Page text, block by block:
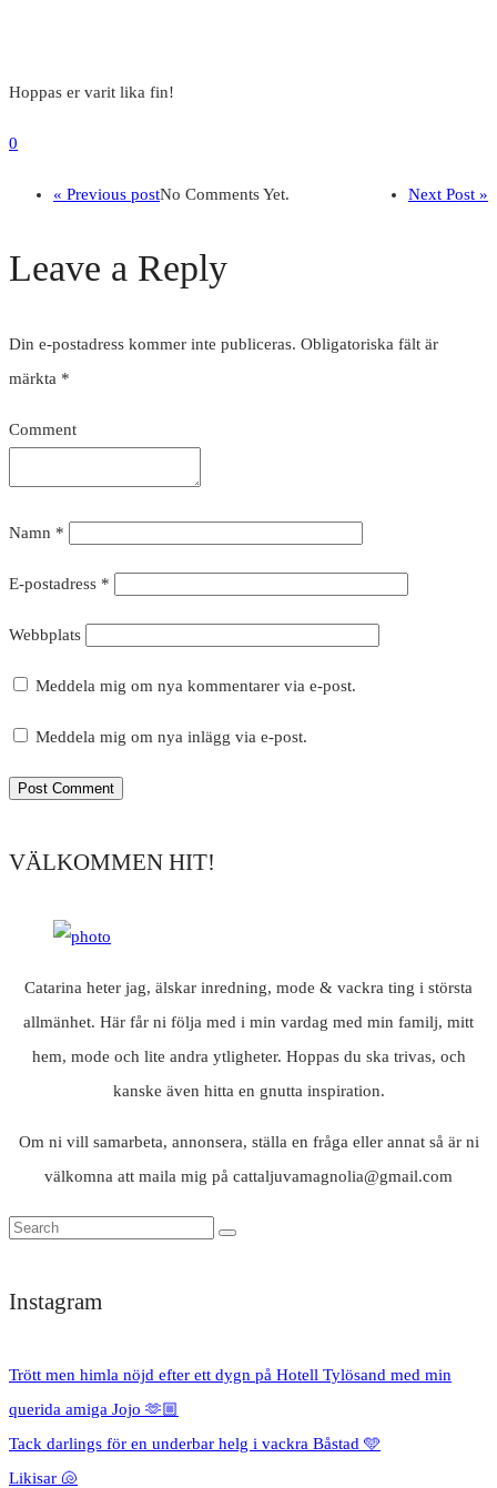
Hoppas er varit lika fin!
0
« Previous post Next Post »
No Comments Yet.
Leave a Reply
Din e-postadress kommer inte publiceras. Obligatoriska fält är
märkta *
Comment
Namn *
E-postadress *
Webbplats
Meddela mig om nya kommentarer via e-post.
Meddela mig om nya inlägg via e-post.
VÄLKOMMEN HIT!
Catarina heter jag, älskar inredning, mode & vackra ting i största
allmänhet. Här får ni följa med i min vardag med min familj, mitt
hem, mode och lite andra ytligheter. Hoppas du ska trivas, och
kanske även hitta en gnutta inspiration.
Om ni vill samarbeta, annonsera, ställa en fråga eller annat så är ni
välkomna att maila mig på cattaljuvamagnolia@gmail.com
Instagram
Trött men himla nöjd efter ett dygn på Hotell Tylösand med min
querida amiga Jojo 🫶🏼
Tack darlings för en underbar helg i vackra Båstad 🩵
Likisar 🐚